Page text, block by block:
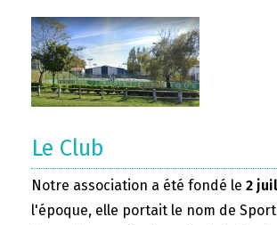
Le Club
Notre association a été fondé le 2
l'époque, elle portait le nom de